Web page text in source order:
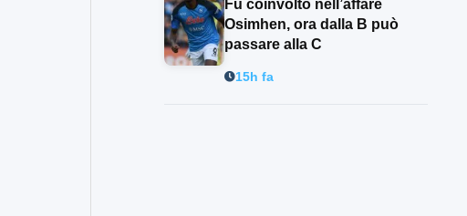
Fu coinvolto nell’affare
Osimhen, ora dalla B può
passare alla C
15h fa